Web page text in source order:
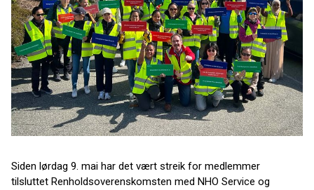
Siden lørdag 9. mai har det vært streik for medlemmer
tilsluttet Renholdsoverenskomsten med NHO Service og